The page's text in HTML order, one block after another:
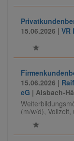
15.06.2026 | VR
15.06.2026 |
eG | Alsbach-
(m/w/d), Vollzeit,